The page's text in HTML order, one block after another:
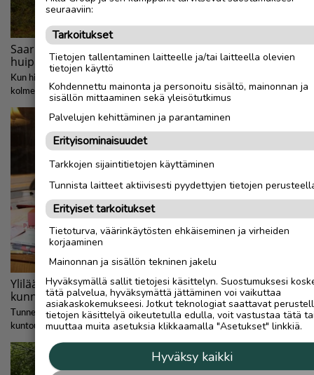
seuraaviin:
Tarkoitukset
Tietojen tallentaminen laitteelle ja/tai laitteella olevien
tietojen käyttö
Kohdennettu mainonta ja personoitu sisältö, mainonnan ja
sisällön mittaaminen sekä yleisötutkimus
Palvelujen kehittäminen ja parantaminen
Erityisominaisuudet
Tarkkojen sijaintitietojen käyttäminen
Tunnista laitteet aktiivisesti pyydettyjen tietojen
Erityiset tarkoitukset
Tietoturva, väärinkäytösten ehkäiseminen ja virheiden
korjaaminen
Mainonnan ja sisällön tekninen jakelu
Hyväksymällä sallit tietojesi käsittelyn. Suostumuksesi
tätä palvelua, hyväksymättä jättäminen voi vaikuttaa
asiakaskokemukseesi. Jotkut teknologiat saattavat
tietojen käsittelyä oikeutetulla edulla, voit vastustaa tätä
muuttaa muita asetuksia klikkaamalla "Asetukset" linkkiä.
Hyväksy kaikki